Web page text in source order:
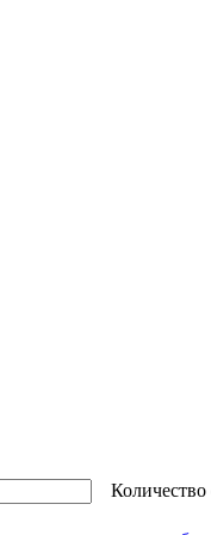
Количество